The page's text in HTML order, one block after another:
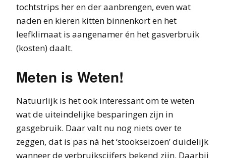
tochtstrips her en der aanbrengen, even wat
naden en kieren kitten binnenkort en het
leefklimaat is aangenamer én het gasverbruik
(kosten) daalt.
Meten is Weten!
Natuurlijk is het ook interessant om te weten
wat de uiteindelijke besparingen zijn in
gasgebruik. Daar valt nu nog niets over te
zeggen, dat is pas ná het ‘stookseizoen’ duidelijk
wanneer de verbruikscijfers bekend zijn. Daarbij